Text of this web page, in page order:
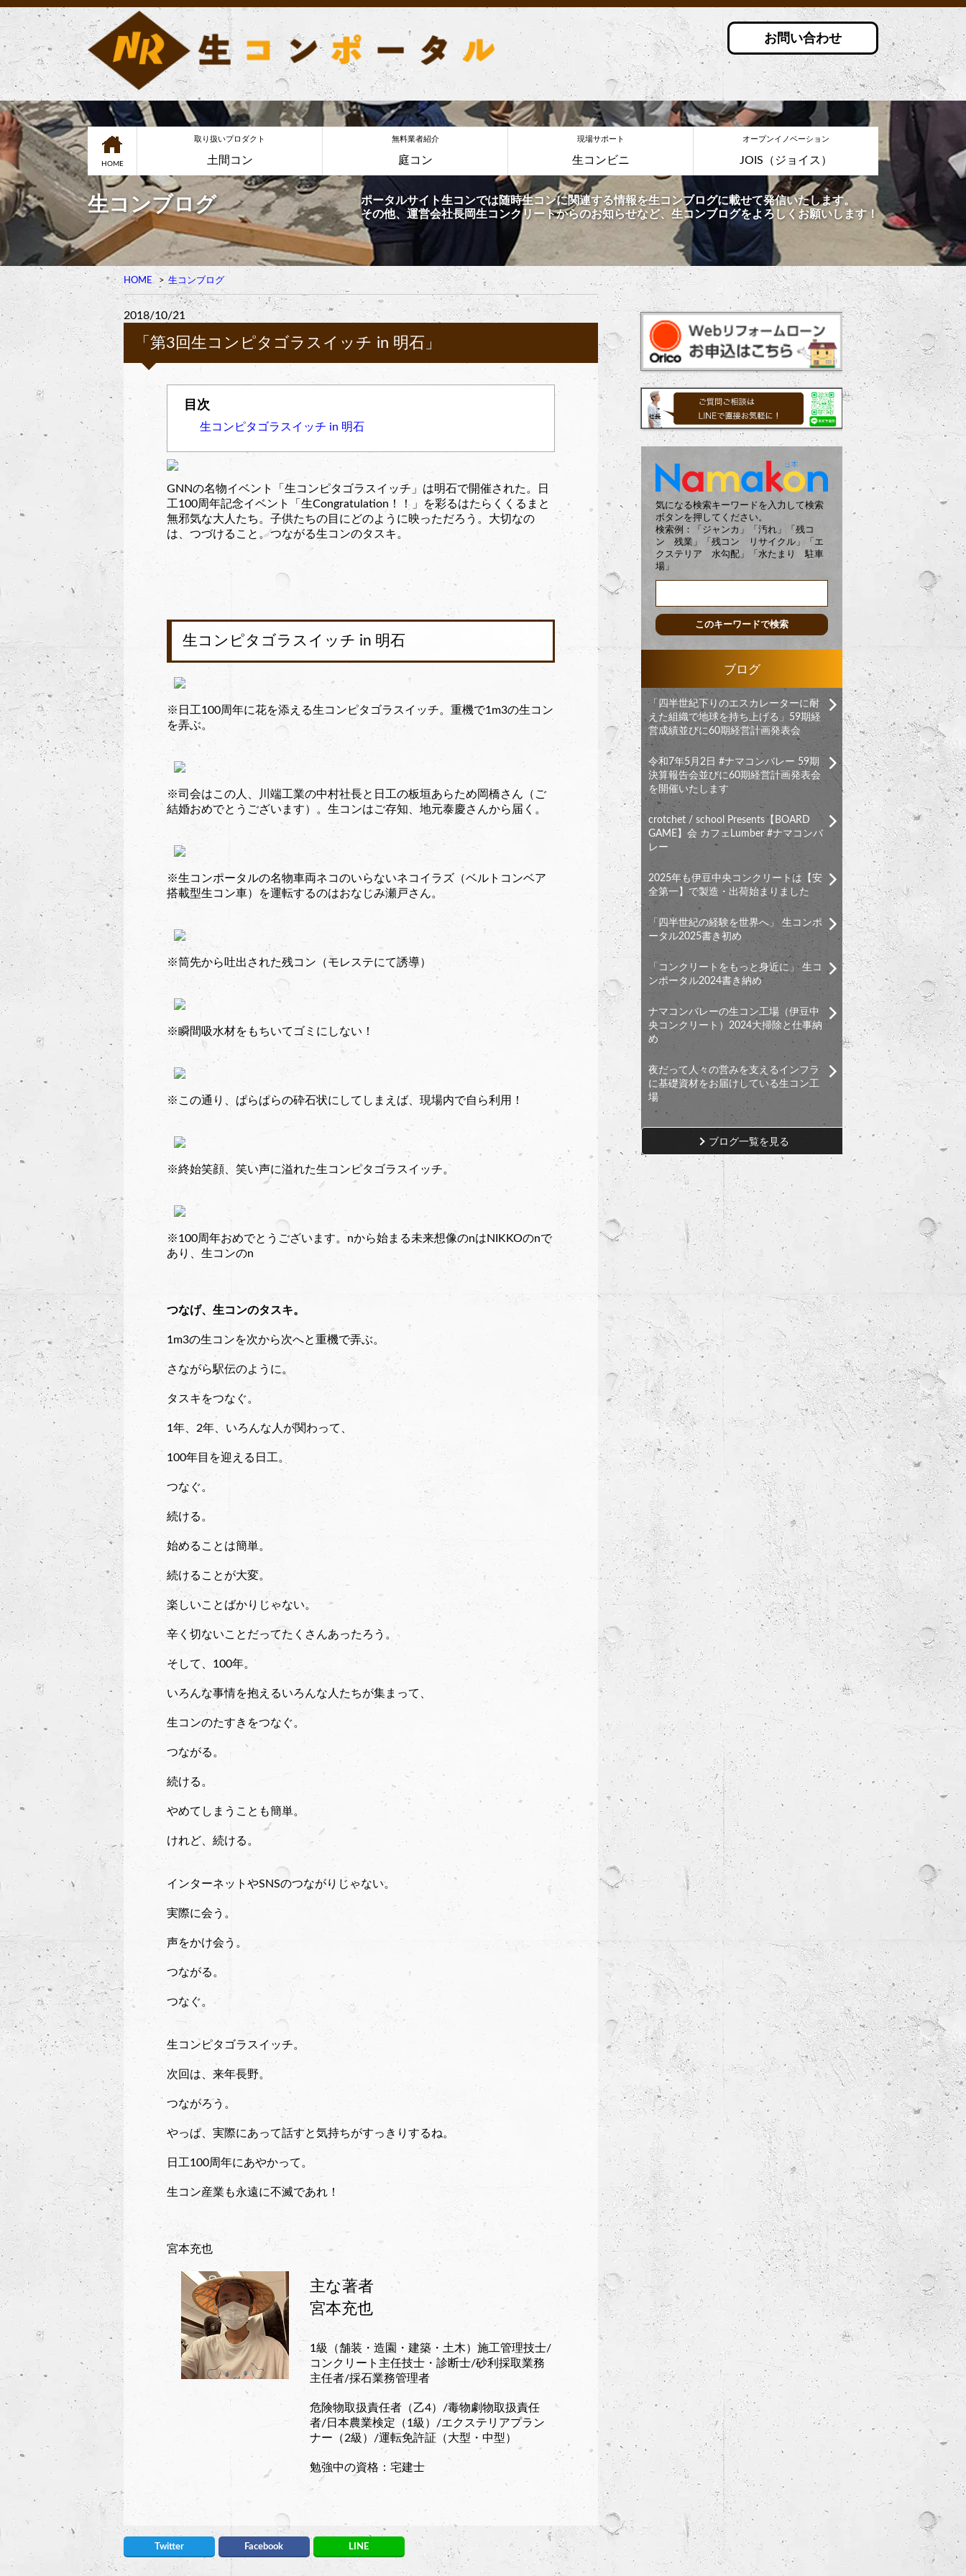
お問い合わせ
HOME
取り扱いプロダクト
土間コン
無料業者紹介
庭コン
現場サポート
生コンビニ
オープンイノベーション
JOIS（ジョイス）
生コンブログ
ポータルサイト生コンでは随時生コンに関連する情報を生コンブログに載せて発信いたします。
その他、運営会社長岡生コンクリートからのお知らせなど、生コンブログをよろしくお願いします！
HOME 生コンブログ
2018/10/21
「第3回生コンピタゴラスイッチ in 明石」
生コンピタゴラスイッチ in 明石
GNNの名物イベント「生コンピタゴラスイッチ」は明石で開催された。日
工100周年記念イベント「生Congratulation！！」を彩るはたらくくるまと
無邪気な大人たち。子供たちの目にどのように映っただろう。大切なの
は、つづけること。つながる生コンのタスキ。
生コンピタゴラスイッチ in 明石
※日工100周年に花を添える生コンピタゴラスイッチ。重機で1m3の生コン
を弄ぶ。
※司会はこの人、川端工業の中村社長と日工の板垣あらため岡橋さん（ご
結婚おめでとうございます）。生コンはご存知、地元泰慶さんから届く。
※生コンポータルの名物車両ネコのいらないネコイラズ（ベルトコンベア
搭載型生コン車）を運転するのはおなじみ瀬戸さん。
※筒先から吐出された残コン（モレステにて誘導）
※瞬間吸水材をもちいてゴミにしない！
※この通り、ぱらぱらの砕石状にしてしまえば、現場内で自ら利用！
※終始笑顔、笑い声に溢れた生コンピタゴラスイッチ。
※100周年おめでとうございます。nから始まる未来想像のnはNIKKOのnで
あり、生コンのn
つなげ、生コンのタスキ。
1m3の生コンを次から次へと重機で弄ぶ。
さながら駅伝のように。
タスキをつなぐ。
1年、2年、いろんな人が関わって、
100年目を迎える日工。
つなぐ。
続ける。
始めることは簡単。
続けることが大変。
楽しいことばかりじゃない。
辛く切ないことだってたくさんあったろう。
そして、100年。
いろんな事情を抱えるいろんな人たちが集まって、
生コンのたすきをつなぐ。
つながる。
続ける。
やめてしまうことも簡単。
けれど、続ける。
インターネットやSNSのつながりじゃない。
実際に会う。
声をかけ会う。
つながる。
つなぐ。
生コンピタゴラスイッチ。
次回は、来年長野。
つながろう。
やっぱ、実際にあって話すと気持ちがすっきりするね。
日工100周年にあやかって。
生コン産業も永遠に不滅であれ！
宮本充也
主な著者
宮本充也
1級（舗装・造園・建築・土木）施工管理技士/
コンクリート主任技士・診断士/砂利採取業務
主任者/採石業務管理者
危険物取扱責任者（乙4）/毒物劇物取扱責任
者/日本農業検定（1級）/エクステリアプラン
ナー（2級）/運転免許証（大型・中型）
勉強中の資格：宅建士
Twitter Facebook LINE
気になる検索キーワードを入力して検索
ボタンを押してください。
検索例：「ジャンカ」「汚れ」「残コ
ン 残業」「残コン リサイクル」「エ
クステリア 水勾配」「水たまり 駐車
場」
ブログ
「四半世紀下りのエスカレーターに耐
えた組織で地球を持ち上げる」59期経
営成績並びに60期経営計画発表会
令和7年5月2日 #ナマコンバレー 59期
決算報告会並びに60期経営計画発表会
を開催いたします
crotchet / school Presents【BOARD
GAME】会 カフェLumber #ナマコンバ
レー
2025年も伊豆中央コンクリートは【安
全第一】で製造・出荷始まりました
「四半世紀の経験を世界へ」 生コンポ
ータル2025書き初め
「コンクリートをもっと身近に」 生コ
ンポータル2024書き納め
ナマコンバレーの生コン工場（伊豆中
央コンクリート）2024大掃除と仕事納
め
夜だって人々の営みを支えるインフラ
に基礎資材をお届けしている生コン工
場
ブログ一覧を見る